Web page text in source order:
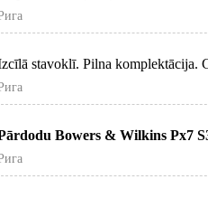
stavoklī. Pilna komplektācija.
Bowers & Wilkins Px7